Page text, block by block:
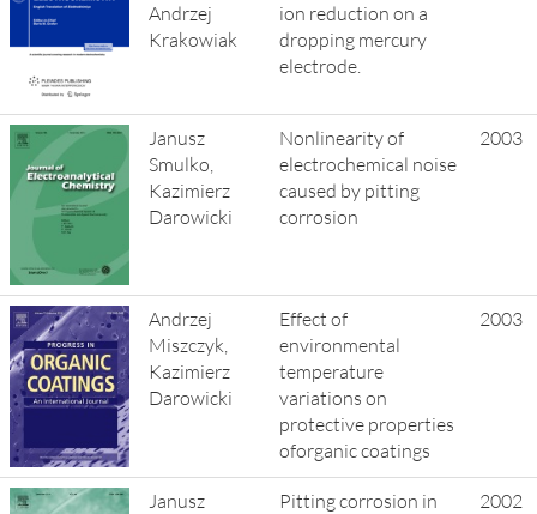
Andrzej
Krakowiak
ion reduction on a
dropping mercury
electrode.
Janusz
Smulko,
Kazimierz
Darowicki
Nonlinearity of
electrochemical noise
caused by pitting
corrosion
2003
Andrzej
Miszczyk,
Kazimierz
Darowicki
Effect of
environmental
temperature
variations on
protective properties
oforganic coatings
2003
Janusz
Pitting corrosion in
2002